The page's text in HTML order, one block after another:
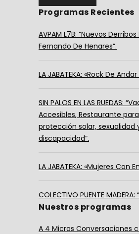
Programas Recientes
AVPAM L7B: “Nuevos Derribos
Fernando De Henares”.
LA JABATEKA: «Rock De
SIN PALOS EN LAS RUEDAS:
Accesibles, Restaurante
protección solar, sexualidad
discapacidad”.
LA JABATEKA: «Mujeres Con
COLECTIVO PUENTE
Nuestros programas
A 4 Micros Conversaciones